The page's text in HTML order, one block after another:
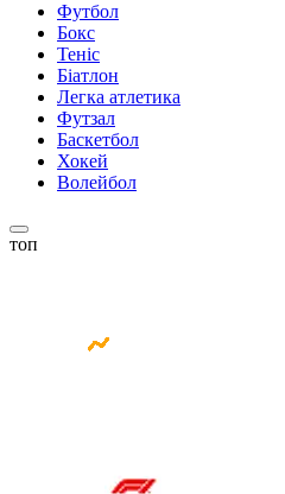
Футбол
Бокс
Теніс
Біатлон
Легка атлетика
Футзал
Баскетбол
Хокей
Волейбол
топ